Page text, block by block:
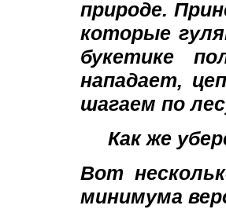
природе.
которые
букетике
нападает,
шагаем по
Как же
Вот
минимума